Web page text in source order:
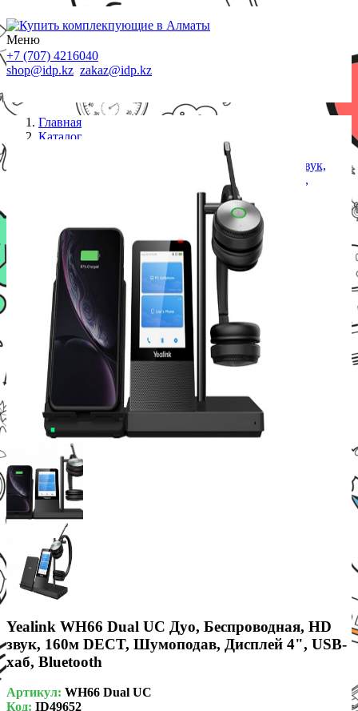
Меню
+7 (707) 4216040
shop@idp.kz zakaz@idp.kz
Главная
Каталог
Yealink WH66 Dual UC Дуо, Беспроводная, HD звук,
160м DECT, Шумоподав, Дисплей 4**, USB-хаб,
Yealink WH66 Dual UC Дуо, Беспроводная, HD
звук, 160м DECT, Шумоподав, Дисплей 4", USB-
хаб, Bluetooth
Артикул: WH66 Dual UC
Код: ID49652